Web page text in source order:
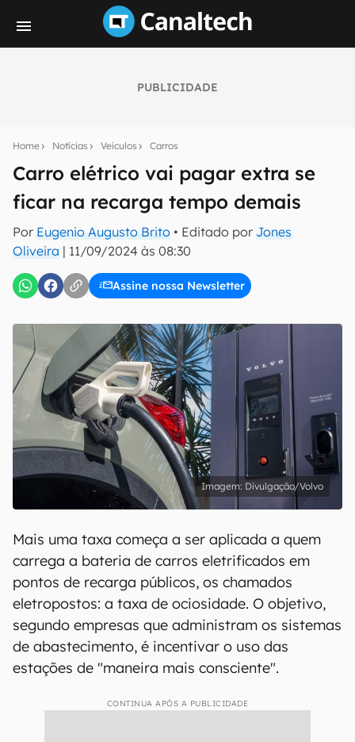
PUBLICIDADE
Home Notícias Veículos Carros
Carro elétrico vai pagar extra se
ficar na recarga tempo demais
Por Eugenio Augusto Brito • Editado por Jones
Oliveira | 11/09/2024 às 08:30
Assine nossa Newsletter
notícias e reviews sobre tecnologia em primeira
E-mail
Uso e Política de Privacidade do Canaltech.
Divulgação/Volvo
Mais uma taxa começa a ser aplicada a quem
carrega a bateria de carros eletrificados em
pontos de recarga públicos, os chamados
eletropostos: a taxa de ociosidade. O objetivo,
segundo empresas que administram os sistemas
de abastecimento, é incentivar o uso das
estações de "maneira mais consciente".
CONTINUA APÓS A PUBLICIDADE